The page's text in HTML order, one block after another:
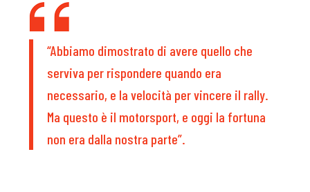
“Abbiamo dimostrato di avere quello che
serviva per rispondere quando era
necessario, e la velocità per vincere il rally.
Ma questo è il motorsport, e oggi la fortuna
non era dalla nostra parte”.